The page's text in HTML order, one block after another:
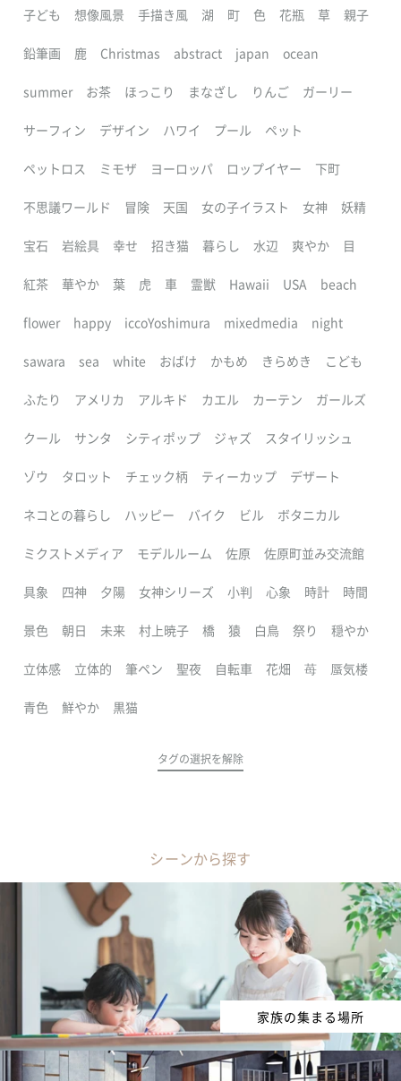
子ども 想像風景 手描き風 湖 町 色 花瓶 草 親子
鉛筆画 鹿 Christmas abstract japan ocean
summer お茶 ほっこり まなざし りんご ガーリー
サーフィン デザイン ハワイ プール ペット
ペットロス ミモザ ヨーロッパ ロップイヤー 下町
不思議ワールド 冒険 天国 女の子イラスト 女神 妖精
宝石 岩絵具 幸せ 招き猫 暮らし 水辺 爽やか 目
紅茶 華やか 葉 虎 車 霊獣 Hawaii USA beach
flower happy iccoYoshimura mixedmedia night
sawara sea white おばけ かもめ きらめき こども
ふたり アメリカ アルキド カエル カーテン ガールズ
クール サンタ シティポップ ジャズ スタイリッシュ
ゾウ タロット チェック柄 ティーカップ デザート
ネコとの暮らし ハッピー バイク ビル ボタニカル
ミクストメディア モデルルーム 佐原 佐原町並み交流館
具象 四神 夕陽 女神シリーズ 小判 心象 時計 時間
景色 朝日 未来 村上暁子 橋 猿 白鳥 祭り 穏やか
立体感 立体的 筆ペン 聖夜 自転車 花畑 苺 蜃気楼
青色 鮮やか 黒猫
タグの選択を解除
シーンから探す
家族の集まる場所